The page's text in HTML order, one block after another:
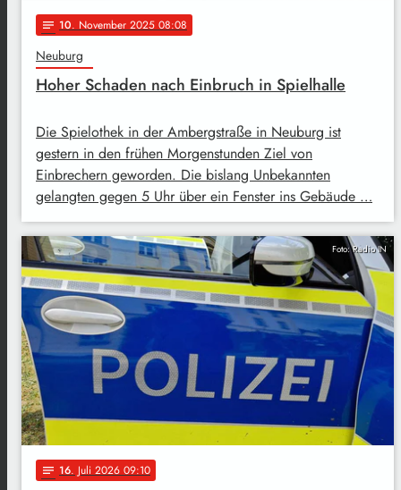
notes 10. November 2025 08:08
Neuburg
Hoher Schaden nach Einbruch in Spielhalle
Die Spielothek in der Ambergstraße in Neuburg ist
gestern in den frühen Morgenstunden Ziel von
Einbrechern geworden. Die bislang Unbekannten
gelangten gegen 5 Uhr über ein Fenster ins Gebäude …
Foto: Radio IN
notes 16. Juli 2026 09:10